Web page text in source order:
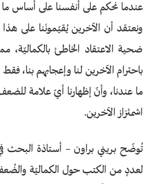
عندما نحكم على أنفسنا على أساس
ونعتقد أن الآخرين يُقيّمونَنا على
ضحية الاعتقاد الخاطئ بالكماليّة،
باحترام الآخرين لنا وإعجابهم بنا،
ما عندنا، وأنّ إظهارنا أيّ علامة للضعف
اشمئزاز الآخرين.
تُوضّح بريني براون – أستاذة البحث
لعددٍ من الكتب حول الكماليّة